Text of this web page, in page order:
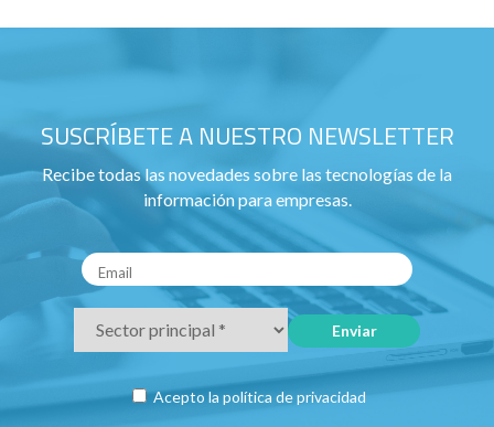
SUSCRÍBETE A NUESTRO NEWSLETTER
Recibe todas las novedades sobre las tecnologías de la
información para empresas.
Acepto la política de privacidad